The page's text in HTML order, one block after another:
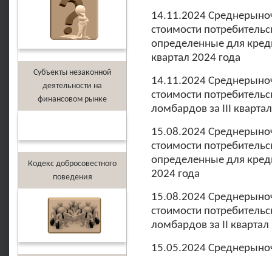
Субъекты незаконной
деятельности на
финансовом рынке
Кодекс добросовестного
поведения
14.11.2024
стоимости
определенные для
квартал 2024 года
14.11.2024
стоимости
ломбардов за III
15.08.2024
стоимости
определенные для
2024 года
15.08.2024
стоимости
ломбардов за II квартал
15.05.2024